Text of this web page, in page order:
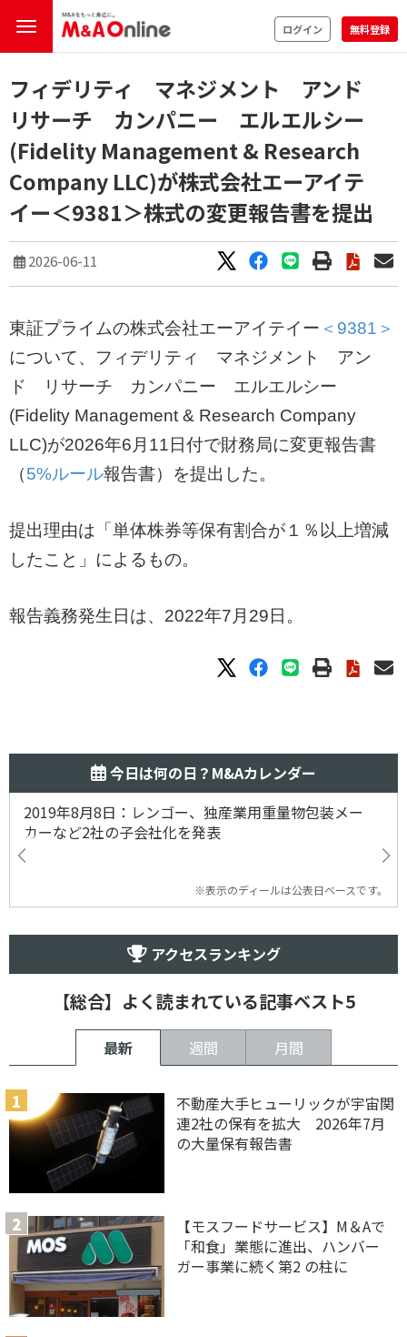
ログイン 無料登録
フィデリティ マネジメント アンド
リサーチ カンパニー エルエルシー
(Fidelity Management & Research
Company LLC)が株式会社エーアイテ
イー＜9381＞株式の変更報告書を提出
2026-06-11
東証プライムの株式会社エーアイテイー ＜9381＞
について、フィデリティ マネジメント アン
ド リサーチ カンパニー エルエルシー
(Fidelity Management & Research Company
LLC)が2026年6月11日付で財務局に変更報告書
（5%ルール報告書）を提出した。
提出理由は「単体株券等保有割合が１％以上増減
したこと」によるもの。
報告義務発生日は、2022年7月29日。
今日は何の日？M&Aカレンダー
2019年8月8日：レンゴー、独産業用重量物包装メー
カーなど2社の子会社化を発表
※表示のディールは公表日ベースです。
アクセスランキング
【総合】よく読まれている記事ベスト5
最新 週間 月間
不動産大手ヒューリックが宇宙関
連2社の保有を拡大 2026年7月
の大量保有報告書
【モスフードサービス】M＆Aで
「和食」業態に進出、ハンバー
ガー事業に続く第2 の柱に